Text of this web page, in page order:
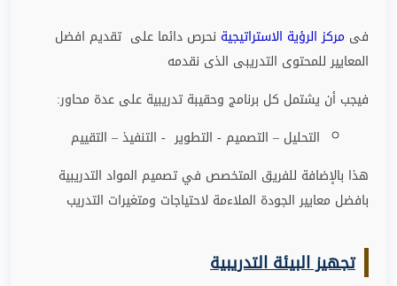
فى مركز الرؤية الاستراتيجية نحرص دائما على تقديم افضل
المعايير للمحتوى التدريبى الذى نقدمه
فيجب أن يشتمل كل برنامج وحقيبة تدريبية على عدة محاور:
التحليل – التصميم - التطوير - التنفيذ – التقييم
هذا بالإضافة للفريق المتخصص في تصميم المواد التدريبية
بافضل معايير الجودة الملاءمة لاحتياجات ومتغيرات التدريب
تجهيز البيئة التدريبية